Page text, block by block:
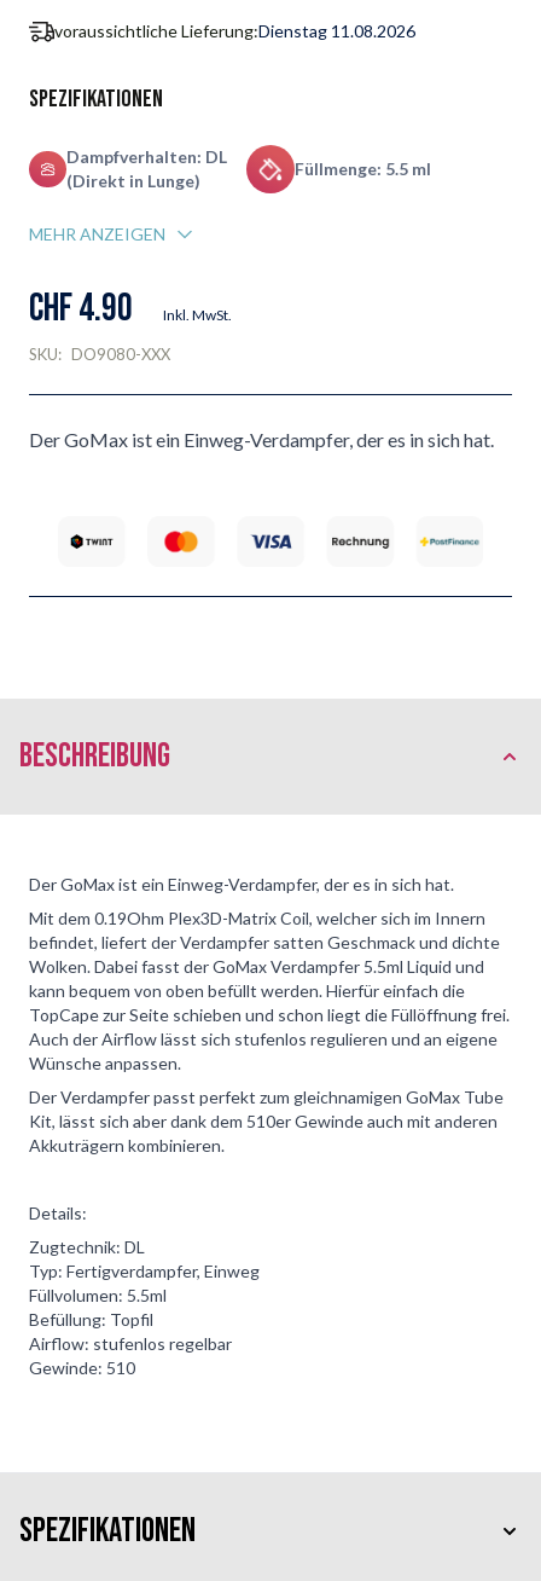
voraussichtliche Lieferung:Dienstag 11.08.2026
Spezifikationen
Dampfverhalten: DL
(Direkt in Lunge)
Füllmenge: 5.5 ml
MEHR ANZEIGEN
CHF 4.90 Inkl. MwSt.
SKU: DO9080-XXX
Der GoMax ist ein Einweg-Verdampfer, der es in sich hat.
Beschreibung
Der GoMax ist ein Einweg-Verdampfer, der es in sich hat.
Mit dem 0.19Ohm Plex3D-Matrix Coil, welcher sich im Innern
befindet, liefert der Verdampfer satten Geschmack und dichte
Wolken. Dabei fasst der GoMax Verdampfer 5.5ml Liquid und
kann bequem von oben befüllt werden. Hierfür einfach die
TopCape zur Seite schieben und schon liegt die Füllöffnung frei.
Auch der Airflow lässt sich stufenlos regulieren und an eigene
Wünsche anpassen.
Der Verdampfer passt perfekt zum gleichnamigen GoMax Tube
Kit, lässt sich aber dank dem 510er Gewinde auch mit anderen
Akkuträgern kombinieren.
Details:
Zugtechnik: DL
Typ: Fertigverdampfer, Einweg
Füllvolumen: 5.5ml
Befüllung: Topfil
Airflow: stufenlos regelbar
Gewinde: 510
Spezifikationen